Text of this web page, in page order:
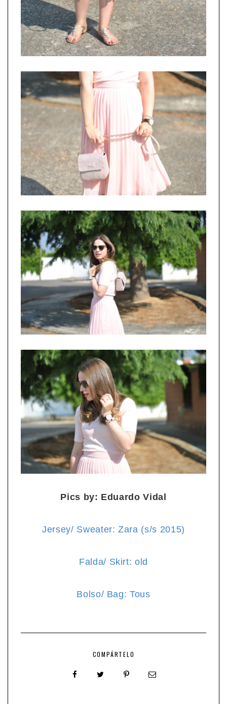
Pics by: Eduardo Vidal
Jersey/ Sweater: Zara (s/s 2015)
Falda/ Skirt: old
Bolso/ Bag: Tous
COMPÁRTELO